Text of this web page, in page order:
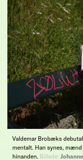
Valdemar Brobæks
mentalt. Han synes,
hinanden. Billede: